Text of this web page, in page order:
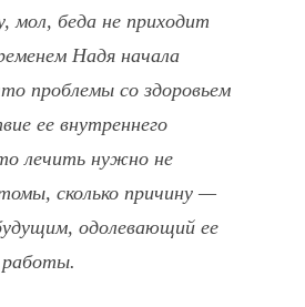
мол, беда не приходит
Надя начала
проблемы со здоровьем
ее внутреннего
лечить нужно не
сколько причину —
одолевающий ее
работы.